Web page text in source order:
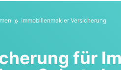
» Immo­bi­li­en­mak­ler Ver­si­che­rung
für